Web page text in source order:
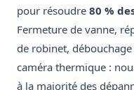
pour résoudre 80 %
Fermeture de vanne,
de robinet,
caméra thermique :
à la majorité des